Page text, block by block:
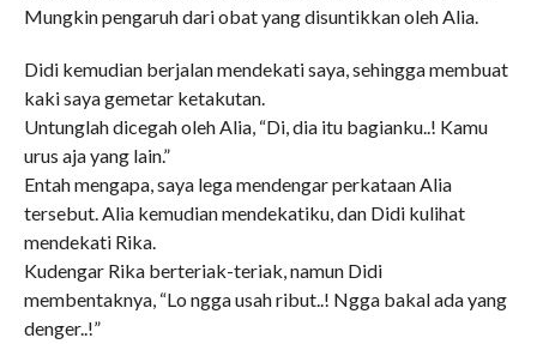
Mungkin pengaruh dari obat yang disuntikkan oleh Alia.
Didi kemudian berjalan mendekati saya, sehingga membuat
kaki saya gemetar ketakutan.
Untunglah dicegah oleh Alia, “Di, dia itu bagianku..! Kamu
urus aja yang lain.”
Entah mengapa, saya lega mendengar perkataan Alia
tersebut. Alia kemudian mendekatiku, dan Didi kulihat
mendekati Rika.
Kudengar Rika berteriak-teriak, namun Didi
membentaknya, “Lo ngga usah ribut..! Ngga bakal ada yang
denger..!”